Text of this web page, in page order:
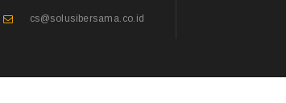
cs@solusibersama.co.id